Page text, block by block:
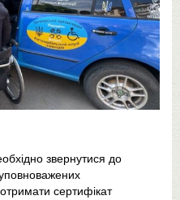
звернутися до
уповноважених
сертифікат